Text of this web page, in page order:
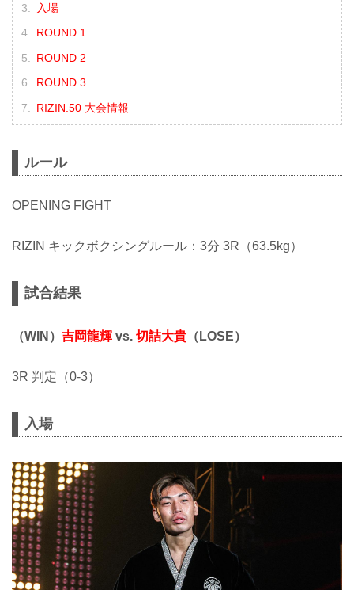
入場
ROUND 1
ROUND 2
ROUND 3
RIZIN.50 大会情報
ルール
OPENING FIGHT
RIZIN キックボクシングルール：3分 3R（63.5kg）
試合結果
（WIN） 吉岡龍輝 vs. 切詰大貴 （LOSE）
3R 判定（0-3）
入場